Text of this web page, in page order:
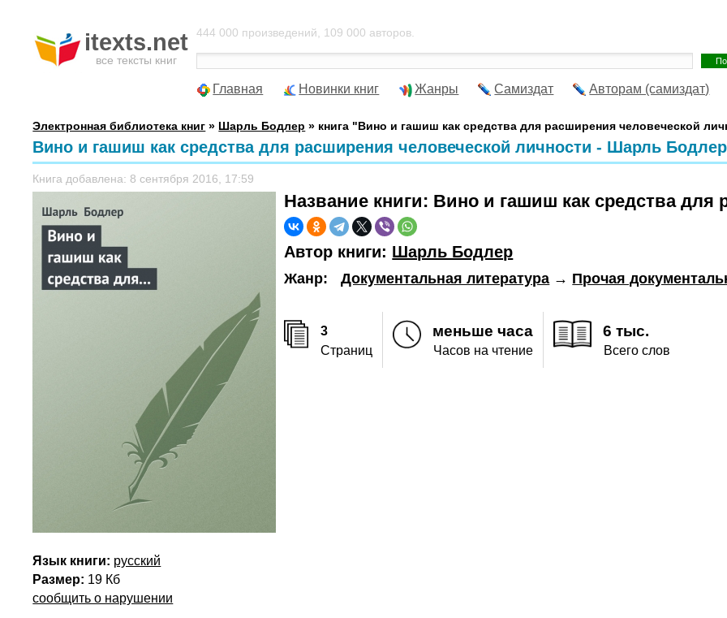
itexts.net
все тексты книг
444 000 произведений, 109 000 авторов.
Главная Новинки книг Жанры Самиздат Авторам (самиздат)
Электронная библиотека книг » Шарль Бодлер » книга "Вино и гашиш как средства для расширения человеческой
Вино и гашиш как средства для расширения человеческой личности - Шарль Бодлер
Книга добавлена: 8 сентября 2016, 17:59
Название книги: Вино и гашиш как средства для
Автор книги: Шарль Бодлер
Жанр: Документальная литература → Прочая
3
Страниц
меньше часа
Часов на чтение
6 тыс.
Всего слов
Язык книги: русский
Размер: 19 Кб
сообщить о нарушении